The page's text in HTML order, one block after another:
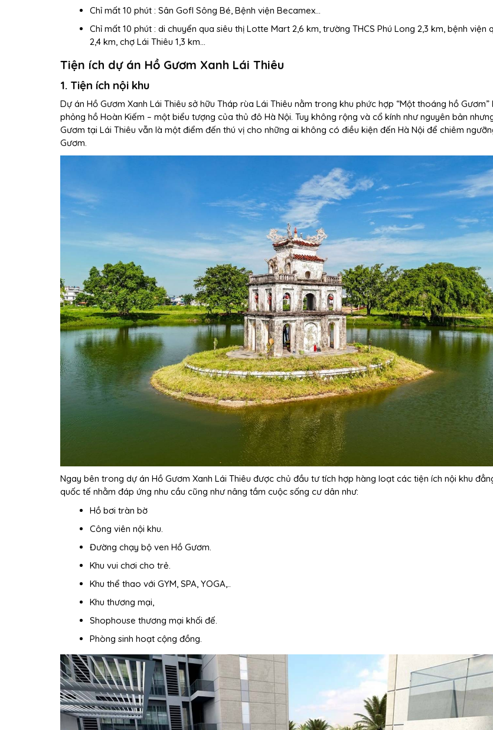
Chỉ mất 10 phút : Sân Gofl Sông Bé, Bệnh viện Becamex…
Chỉ mất 10 phút : di chuyển qua siêu thị Lotte Mart 2,6 km, trường THCS Phú Long 2,3 km, bệnh viện
2,4 km, chợ Lái Thiêu 1,3 km…
Tiện ích dự án Hồ Gươm Xanh Lái Thiêu
1. Tiện ích nội khu
Dự án Hồ Gươm Xanh Lái Thiêu sở hữu Tháp rùa Lái Thiêu nằm trong khu phức hợp “Một thoáng hồ
phỏng hồ Hoàn Kiếm – một biểu tượng của thủ đô Hà Nội. Tuy không rộng và cổ kính như nguyên bản
Gươm tại Lái Thiêu vẫn là một điểm đến thú vị cho những ai không có điều kiện đến Hà Nội để chiêm
Gươm.
Ngay bên trong dự án Hồ Gươm Xanh Lái Thiêu được chủ đầu tư tích hợp hàng loạt các tiện ích nội khu
quốc tế nhằm đáp ứng nhu cầu cũng như nâng tầm cuộc sống cư dân như:
Hồ bơi tràn bờ
Công viên nội khu.
Đường chạy bộ ven Hồ Gươm.
Khu vui chơi cho trẻ.
Khu thể thao với GYM, SPA, YOGA,..
Khu thương mại,
Shophouse thương mại khối đế.
Phòng sinh hoạt cộng đồng.